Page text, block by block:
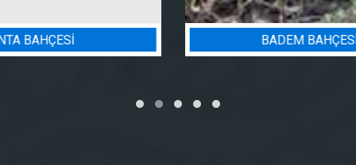
BADEM BAHÇESI SULAMA PROJESI